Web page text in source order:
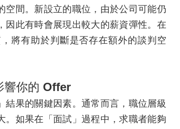
空間。新設立的職位，由於公司可能仍
因此有時會展現出較大的薪資彈性。在
將有助於判斷是否存在額外的談判空
響你的 Offer
果的關鍵因素。通常而言，職位層級
。如果在「面試」過程中，求職者能夠